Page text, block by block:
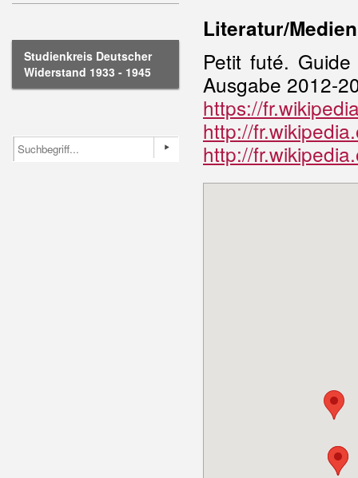
Studienkreis Deutscher
Widerstand 1933 - 1945
Literatur/Medien
Petit futé.
Ausgabe 2012-
https://
http://
http://